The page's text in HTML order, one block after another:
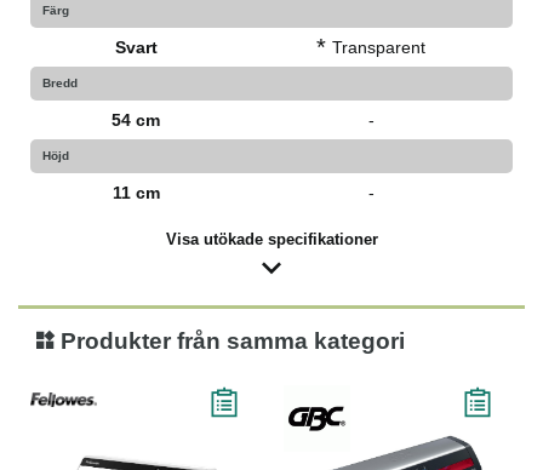
Färg
Svart * Transparent
Bredd
54 cm -
Höjd
11 cm -
Visa utökade specifikationer
Produkter från samma kategori